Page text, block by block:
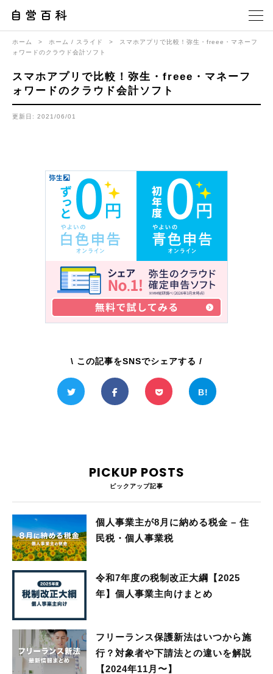
ホーム > ホーム / スライド >
スマホアプリで比較！弥生・freee・マネーフ
ォワードのクラウド会計ソフト
スマホアプリで比較！弥生・freee・マネーフ
ォワードのクラウド会計ソフト
更新日: 2021/06/01
\ この記事をSNSでシェアする /
PICKUP POSTS
ピックアップ記事
個人事業主が8月に納める税金 – 住
民税・個人事業税
令和7年度の税制改正大綱【2025
年】個人事業主向けまとめ
フリーランス保護新法はいつから施
行？対象者や下請法との違いを解説
【2024年11月〜】